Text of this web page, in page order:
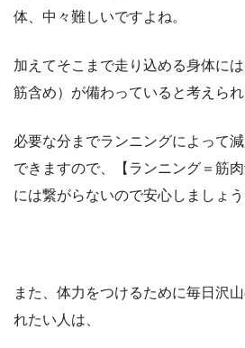
体、中々難しいですよね。
加えてそこまで走り込める身体に
筋含め）が備わっていると考えられ
必要な分までランニングによって
できますので、【ランニング＝筋
には繋がらないので安心しましょう
また、体力をつけるために毎日沢
れたい人は、